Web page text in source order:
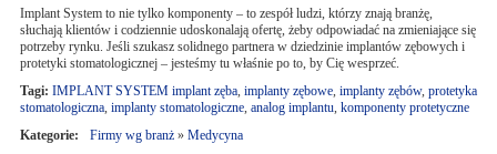
Implant System to nie tylko komponenty – to zespół ludzi, którzy znają branżę,
słuchają klientów i codziennie udoskonalają ofertę, żeby odpowiadać na zmieniające się
potrzeby rynku. Jeśli szukasz solidnego partnera w dziedzinie implantów zębowych i
protetyki stomatologicznej – jesteśmy tu właśnie po to, by Cię wesprzeć.
Tagi: IMPLANT SYSTEM implant zęba, implanty zębowe, implanty zębów, protetyka
stomatologiczna, implanty stomatologiczne, analog implantu, komponenty protetyczne
Kategorie:
Firmy wg branż» Medycyna